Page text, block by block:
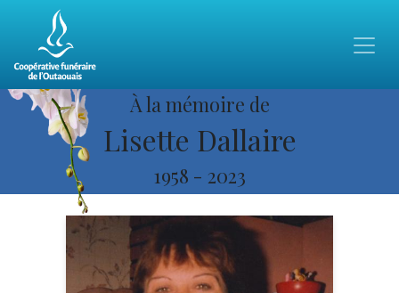
À la mémoire de
Lisette Dallaire
1958 - 2023